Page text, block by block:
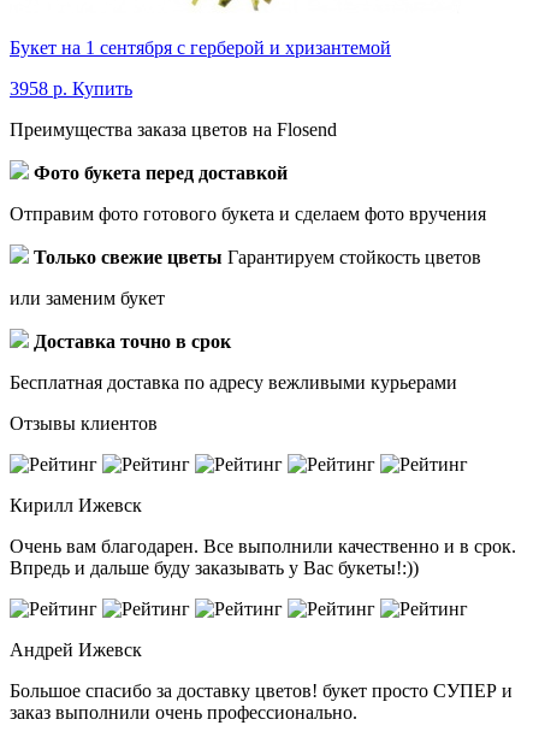
Букет на 1 сентября с герберой и хризантемой
3958 р. Купить
Преимущества заказа цветов на Flosend
Фото букета перед доставкой
Отправим фото готового букета и сделаем фото вручения
Только свежие цветы Гарантируем стойкость цветов
или заменим букет
Доставка точно в срок
Бесплатная доставка по адресу вежливыми курьерами
Отзывы клиентов
Кирилл Ижевск
Очень вам благодарен. Все выполнили качественно и в срок.
Впредь и дальше буду заказывать у Вас букеты!:))
Андрей Ижевск
Большое спасибо за доставку цветов! букет просто СУПЕР и
заказ выполнили очень профессионально.